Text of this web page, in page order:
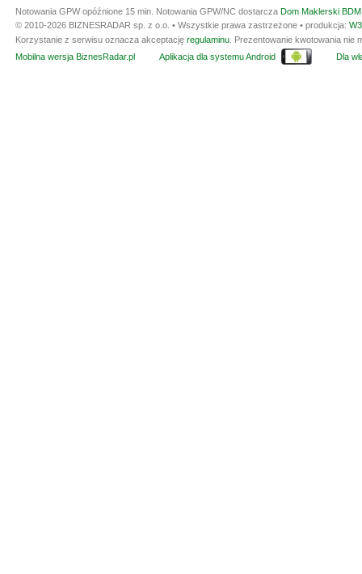
Notowania GPW opóźnione 15 min. Notowania GPW/NC dostarcza Dom Maklerski
© 2010-2026 BIZNESRADAR sp. z o.o. • Wszystkie prawa zastrzeżone • produkcja:
Korzystanie z serwisu oznacza akceptację regulaminu . Prezentowanie kwotowania
Mobilna wersja BiznesRadar.pl
Aplikacja dla systemu Android Dla